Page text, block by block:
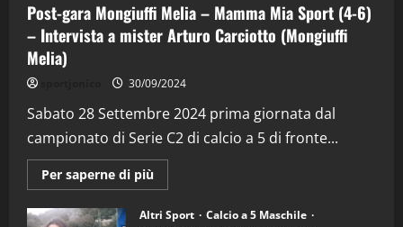
Post-gara Mongiuffi Melia – Mamma Mia Sport (4-6)
– Intervista a mister Arturo Carciotto (Mongiuffi
Melia)
30/09/2024
Sabato 28 Settembre 2024 prima giornata dal
campionato di Serie C2 di calcio a 5 di fronte...
Per saperne di più
informazioni
Post-
Altri Sport
Calcio a 5 Maschile
2
“SportEmpire” in Podcast: 29^ Puntata
(Martedi 28 Aprile 2026)
28/04/2026
"SportEmpire" in Podcast
“SportEmpire” in Podcast: 28^ Puntata